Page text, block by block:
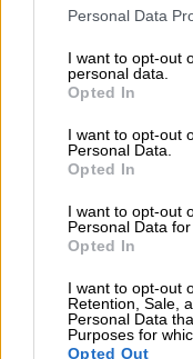
Please note that this
not limited to your
grant or deny
use your data for
consent section.
Personal Data
I want to opt-out
personal data.
Opted In
I want to opt-out
Personal Data.
Opted In
I want to opt-out
Personal Data
Opted In
I want to opt-out
Retention, Sale,
Personal Data
Purposes for
Opted Out
Τζον Μπέρνθαλ,
Λεγκουιζάμο,
Μία Γκοθ, Έλιοτ
Η «Οδύσσεια»
υπογράφει και
έργο του
συνυπογράφει
εταιρείας